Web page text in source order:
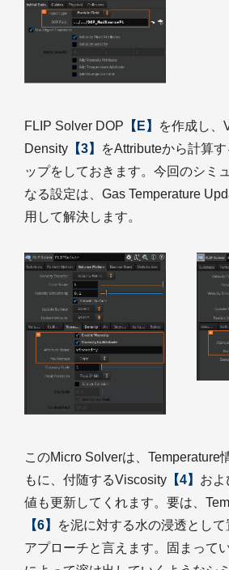
FLIP Solver DOP 【E】 を作成し、
Density 【3】
をAttributeから計算
ップをしておきます。今回のシミ
なる設定は、Gas Temperature
用して解決します。
このMicro Solverは、Temperature
もに、付随するViscosity 【4】 お
値も更新してくれます。要は、
【6】
を泥に対する水の浸透とし
アプローチと言えます。固まって